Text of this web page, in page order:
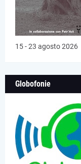
15 - 23 agosto 2026
Globofonie